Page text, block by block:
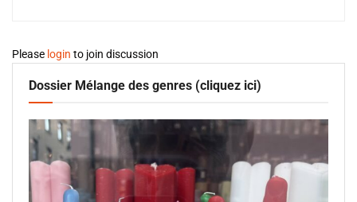
Please login to join discussion
Dossier Mélange des genres (cliquez ici)